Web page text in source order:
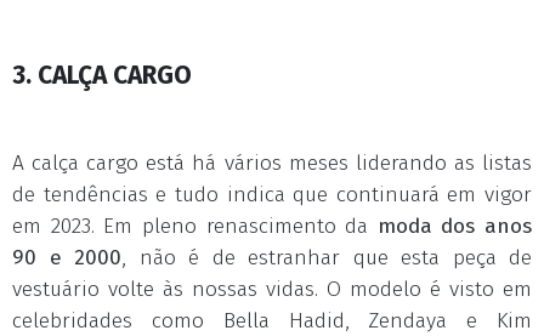
3. CALÇA CARGO
A calça cargo está há vários meses liderando as listas
de tendências e tudo indica que continuará em vigor
em 2023. Em pleno renascimento da moda dos anos
90 e 2000, não é de estranhar que esta peça de
vestuário volte às nossas vidas. O modelo é visto em
celebridades como Bella Hadid, Zendaya e Kim